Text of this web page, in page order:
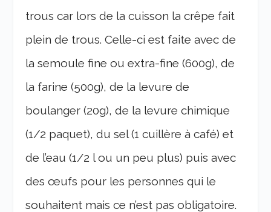
trous car lors de la cuisson la crêpe fait
plein de trous. Celle-ci est faite avec de
la semoule fine ou extra-fine (600g), de
la farine (500g), de la levure de
boulanger (20g), de la levure chimique
(1/2 paquet), du sel (1 cuillère à café) et
de l’eau (1/2 l ou un peu plus) puis avec
des œufs pour les personnes qui le
souhaitent mais ce n’est pas obligatoire.